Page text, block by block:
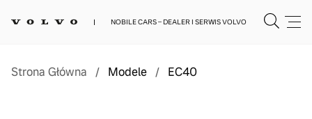
NOBILE CARS – DEALER I SERWIS VOLVO
Strona Główna / Modele / EC40